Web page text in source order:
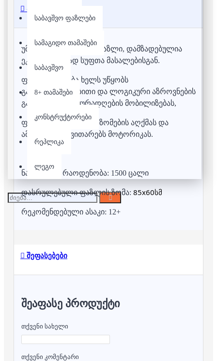
საბავშვო ფაზლები
სამაგიდო თამაშები
საბავშვო
8+ თამაშები
კონსტრუქტორები
რეპლიკა
ლეგო
აღწერა
უმაღლესი ხარისხის ფაზლი, დამზადებულია
ეკოლოგიურად სუფთა მასალებისგან.
ფაზლის აწყობა ხელს უწყობს
გამომსახველობითი და ლოგიკური აზროვნების
განვითარებას, ყურადღების მობილიზებას,
ფერების, ფორმების, ზომების აღქმას და
ამასთანავე, ავითარებს მოტორიკას.
ნაწილების რაოდენობა: 1500 ცალი
დასრულებული ფაზლის ზომა: 85x60სმ
რეკომენდებული ასაკი: 12+
შეფასებები
ᲨᲔᲐᲤᲐᲡᲔ ᲞᲠᲝᲓᲣᲥᲢᲘ
თქვენი სახელი
თქვენი კომენტარი